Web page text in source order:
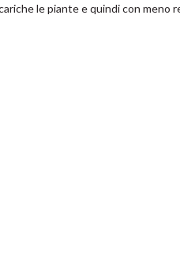
le piante e quindi con meno